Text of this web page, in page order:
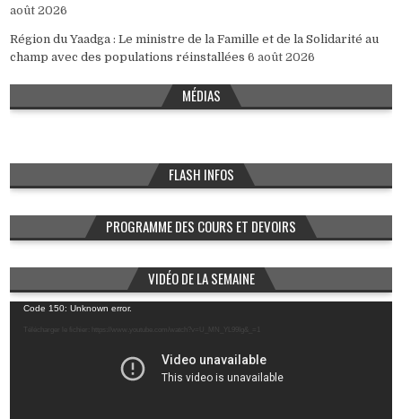
août 2026
Région du Yaadga : Le ministre de la Famille et de la Solidarité au
champ avec des populations réinstallées 6 août 2026
MÉDIAS
FLASH INFOS
PROGRAMME DES COURS ET DEVOIRS
VIDÉO DE LA SEMAINE
Lecteur
vidéo
Code 150: Unknown error.
Télécharger le fichier: https://www.youtube.com/watch?v=U_MN_YL99Ig&_=1